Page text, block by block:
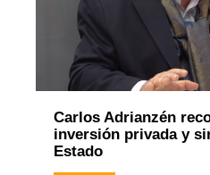
Carlos Adrianzén
inversión privada y
Estado